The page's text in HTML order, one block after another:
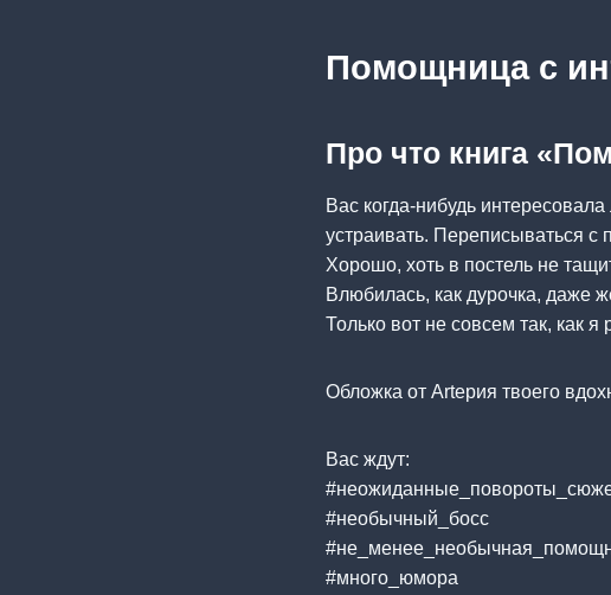
Помощница с
Про что книга
Вас когда-нибудь
устраивать. Переписываться с
Хорошо, хоть в постель не
Влюбилась, как дурочка, даже
Только вот не совсем так, как
Обложка от Artерия твоего
Вас ждут:
#необычный_босс
#много_юмора